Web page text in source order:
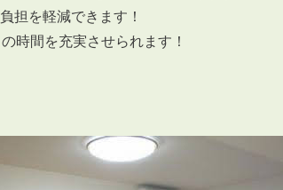
担を軽減できます！
時間を充実させられます！